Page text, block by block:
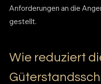
Anforderungen an die
gestellt.
Wie reduziert